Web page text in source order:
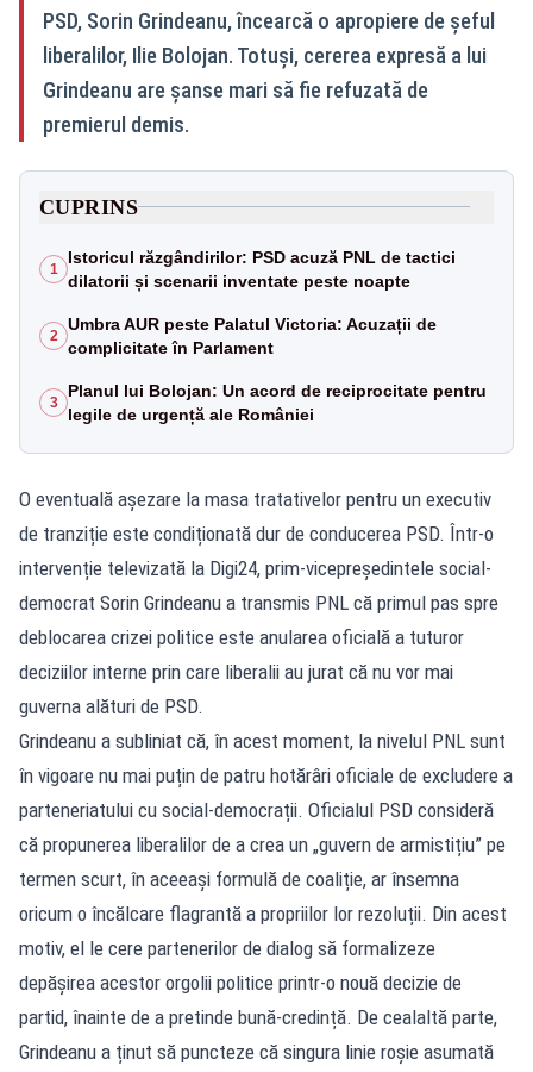
PSD, Sorin Grindeanu, încearcă o apropiere de șeful
liberalilor, Ilie Bolojan. Totuși, cererea expresă a lui
Grindeanu are șanse mari să fie refuzată de
premierul demis.
CUPRINS
1
Istoricul răzgândirilor: PSD acuză PNL de tactici
dilatorii și scenarii inventate peste noapte
2
Umbra AUR peste Palatul Victoria: Acuzații de
complicitate în Parlament
3
Planul lui Bolojan: Un acord de reciprocitate pentru
legile de urgență ale României
O eventuală așezare la masa tratativelor pentru un executiv
de tranziție este condiționată dur de conducerea PSD. Într-o
intervenție televizată la Digi24, prim-vicepreședintele social-
democrat Sorin Grindeanu a transmis PNL că primul pas spre
deblocarea crizei politice este anularea oficială a tuturor
deciziilor interne prin care liberalii au jurat că nu vor mai
guverna alături de PSD.
Grindeanu a subliniat că, în acest moment, la nivelul PNL sunt
în vigoare nu mai puțin de patru hotărâri oficiale de excludere a
parteneriatului cu social-democrații. Oficialul PSD consideră
că propunerea liberalilor de a crea un „guvern de armistițiu” pe
termen scurt, în aceeași formulă de coaliție, ar însemna
oricum o încălcare flagrantă a propriilor lor rezoluții. Din acest
motiv, el le cere partenerilor de dialog să formalizeze
depășirea acestor orgolii politice printr-o nouă decizie de
partid, înainte de a pretinde bună-credință. De cealaltă parte,
Grindeanu a ținut să puncteze că singura linie roșie asumată